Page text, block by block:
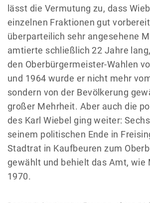
lässt die Vermutung zu, dass
einzelnen Fraktionen gut
überparteilich sehr angesehene
amtierte schließlich 22 Jahre
den Oberbürgermeister-Wahlen
und 1964 wurde er nicht mehr
sondern von der Bevölkerung
großer Mehrheit. Aber auch die
des Karl Wiebel ging weiter:
seinem politischen Ende in
Stadtrat in Kaufbeuren zum
gewählt und behielt das Amt, wie
1970.